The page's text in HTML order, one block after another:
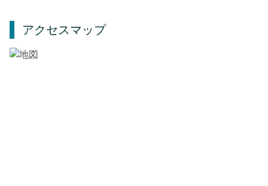
アクセスマップ